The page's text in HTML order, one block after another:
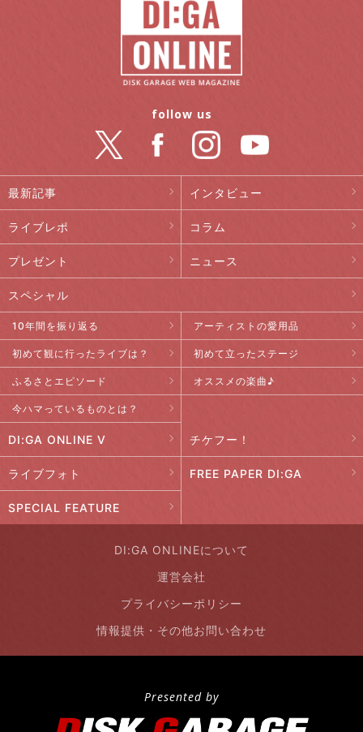
最新記事 インタビュー
ライブレポ コラム
プレゼント ニュース
スペシャル
10年間を振り返る アーティストの愛用品
初めて観に行ったライブは？ 初めて立ったステージ
ふるさとエピソード オススメの楽曲♪
今ハマっているものとは？
DI:GA ONLINE V チケフー！
ライブフォト FREE PAPER DI:GA
SPECIAL FEATURE
follow us
DI:GA ONLINEについて
運営会社
プライバシーポリシー
情報提供・その他お問い合わせ
Presented by